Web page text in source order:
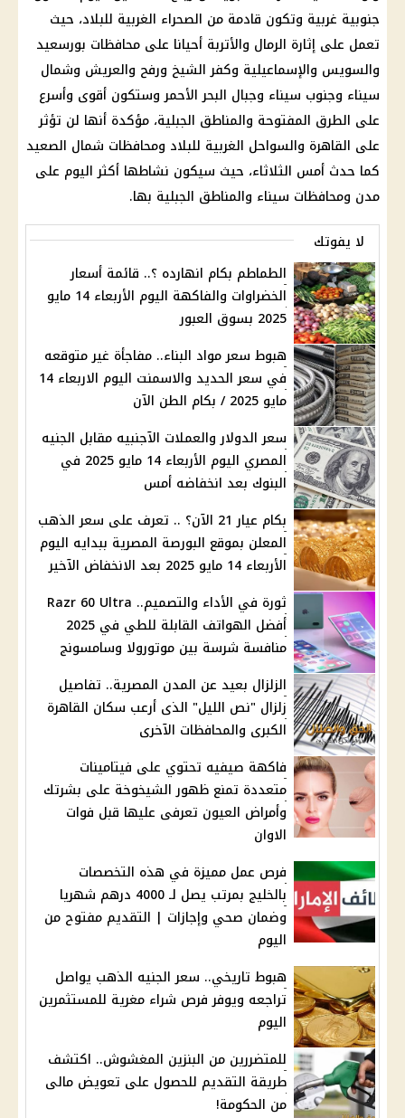
جنوبية غربية وتكون قادمة من الصحراء الغربية للبلاد، حيث
تعمل على إثارة الرمال والأتربة أحيانا على محافظات بورسعيد
والسويس والإسماعيلية وكفر الشيخ ورفح والعريش وشمال
سيناء وجنوب سيناء وجبال البحر الأحمر وستكون أقوى وأسرع
على الطرق المفتوحة والمناطق الجبلية، مؤكدة أنها لن تؤثر
على القاهرة والسواحل الغربية للبلاد ومحافظات شمال الصعيد
كما حدث أمس الثلاثاء، حيث سيكون نشاطها أكثر اليوم على
مدن ومحافظات سيناء والمناطق الجبلية بها.
لا يفوتك
الطماطم بكام انهارده ؟.. قائمة أسعار
الخضراوات والفاكهة اليوم الأربعاء 14 مايو
2025 بسوق العبور
هبوط سعر مواد البناء.. مفاجأة غير متوقعه
في سعر الحديد والاسمنت اليوم الاربعاء 14
مايو 2025 / بكام الطن الآن
سعر الدولار والعملات الآجنبيه مقابل الجنيه
المصري اليوم الأربعاء 14 مايو 2025 في
البنوك بعد انخفاضه أمس
بكام عيار 21 الآن؟ .. تعرف على سعر الذهب
المعلن بموقع البورصة المصرية ببدايه اليوم
الأربعاء 14 مايو 2025 بعد الانخفاض الآخير
ثورة في الأداء والتصميم.. Razr 60 Ultra
أفضل الهواتف القابلة للطي في 2025
منافسة شرسة بين موتورولا وسامسونج
الزلزال بعيد عن المدن المصرية.. تفاصيل
زلزال "نص الليل" الذى أرعب سكان القاهرة
الكبرى والمحافظات الآخرى
فاكهة صيفيه تحتوي على فيتامينات
متعددة تمنع ظهور الشيخوخة على بشرتك
وأمراض العيون تعرفى عليها قبل فوات
الاوان
فرص عمل مميزة في هذه التخصصات
بالخليج بمرتب يصل لـ 4000 درهم شهريا
وضمان صحي وإجازات | التقديم مفتوح من
اليوم
هبوط تاريخي.. سعر الجنيه الذهب يواصل
تراجعه ويوفر فرص شراء مغرية للمستثمرين
اليوم
للمتضررين من البنزين المغشوش.. اكتشف
طريقة التقديم للحصول على تعويض مالى
من الحكومة!